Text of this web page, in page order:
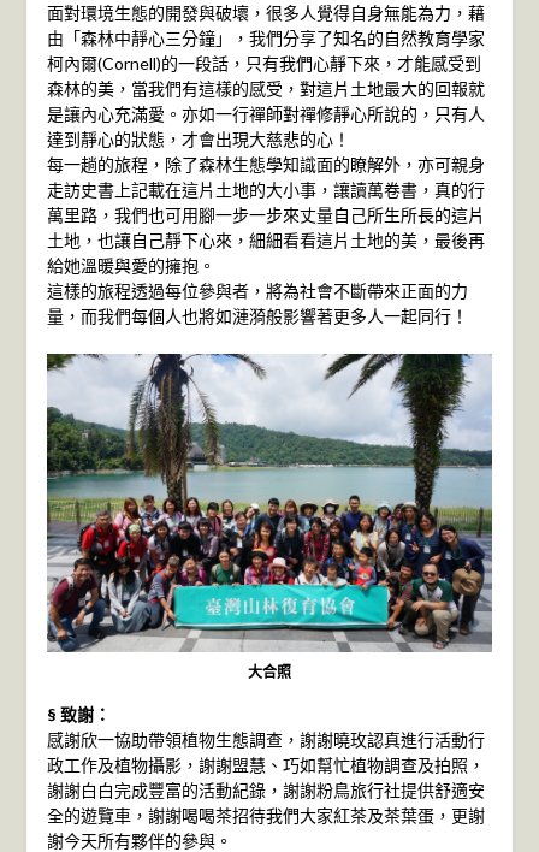
面對環境生態的開發與破壞，很多人覺得自身無能為力，藉
由「森林中靜心三分鐘」，我們分享了知名的自然教育學家
柯內爾(Cornell)的一段話，只有我們心靜下來，才能感受到
森林的美，當我們有這樣的感受，對這片土地最大的回報就
是讓內心充滿愛。亦如一行禪師對禪修靜心所說的，只有人
達到靜心的狀態，才會出現大慈悲的心！
每一趟的旅程，除了森林生態學知識面的瞭解外，亦可親身
走訪史書上記載在這片土地的大小事，讓讀萬卷書，真的行
萬里路，我們也可用腳一步一步來丈量自己所生所長的這片
土地，也讓自己靜下心來，細細看看這片土地的美，最後再
給她溫暖與愛的擁抱。
這樣的旅程透過每位參與者，將為社會不斷帶來正面的力
量，而我們每個人也將如漣漪般影響著更多人一起同行！
大合照
§ 致謝：
感謝欣一協助帶領植物生態調查，謝謝曉玫認真進行活動行
政工作及植物攝影，謝謝盟慧、巧如幫忙植物調查及拍照，
謝謝白白完成豐富的活動紀錄，謝謝粉鳥旅行社提供舒適安
全的遊覽車，謝謝喝喝茶招待我們大家紅茶及茶葉蛋，更謝
謝今天所有夥伴的參與。